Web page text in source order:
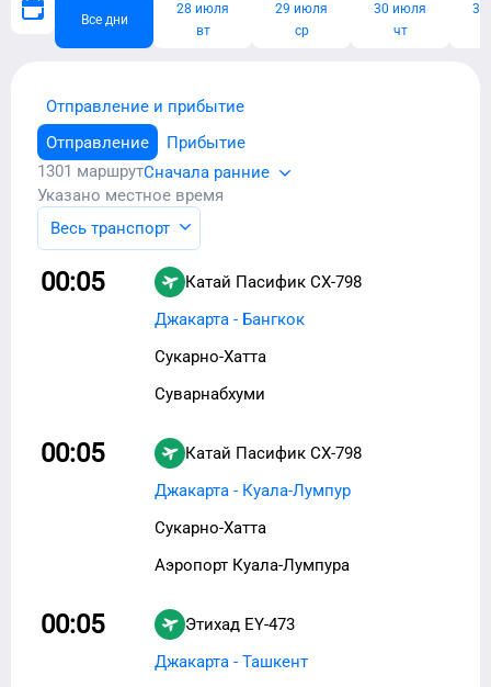
Все дни
28 июля
вт
29 июля
ср
30 июля
чт
31
Отправление и прибытие
Отправление
Прибытие
1301 маршрутСначала ранние
Указано местное время
Весь транспорт
00:05 Катай Пасифик CX-798
Джакарта - Бангкок
Сукарно-Хатта
Суварнабхуми
00:05 Катай Пасифик CX-798
Джакарта - Куала-Лумпур
Сукарно-Хатта
Аэропорт Куала-Лумпура
00:05 Этихад EY-473
Джакарта - Ташкент